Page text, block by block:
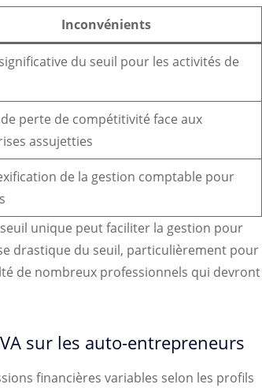
Inconvénients
du seuil pour les activités de
perte de compétitivité face aux
assujetties
de la gestion comptable pour
unique peut faciliter la gestion pour
drastique du seuil, particulièrement pour
de nombreux professionnels qui devront
sur les auto-entrepreneurs
financières variables selon les profils